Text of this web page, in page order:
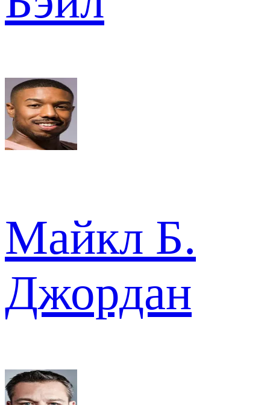
Майкл Б.
Джордан